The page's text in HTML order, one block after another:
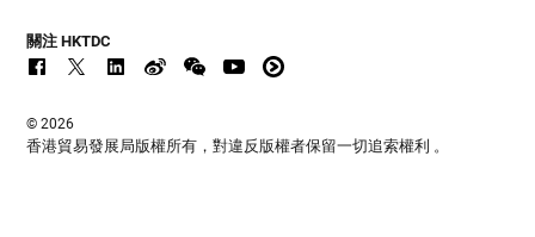
關注 HKTDC
© 2026
香港貿易發展局版權所有，對違反版權者保留一切追索權利 。